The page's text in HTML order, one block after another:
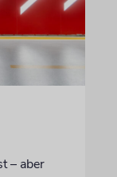
– aber